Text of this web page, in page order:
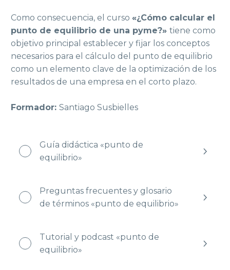
Como consecuencia, el curso «¿Cómo calcular el
punto de equilibrio de una pyme?» tiene como
objetivo principal establecer y fijar los conceptos
necesarios para el cálculo del punto de equilibrio
como un elemento clave de la optimización de los
resultados de una empresa en el corto plazo.
Formador: Santiago Susbielles
Guía didáctica «punto de
equilibrio»
Preguntas frecuentes y glosario
de términos «punto de equilibrio»
Tutorial y podcast «punto de
equilibrio»